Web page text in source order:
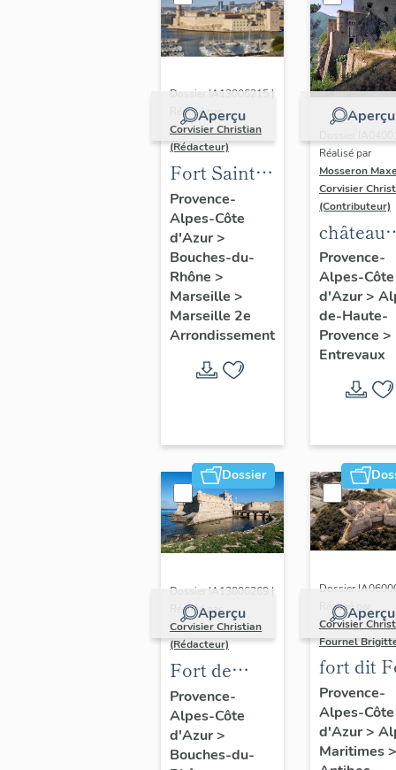
Aperçu
Dossier IA13006215 |
Réalisé par
Corvisier Christian
(Rédacteur)
Fort Saint-
Jean
Provence-
Alpes-Côte
d'Azur>
Bouches-du-
Rhône >
Marseille >
Marseille 2e
Arrondissement
Aperçu
Réalisé par
Mosseron
Corvisier
(Contributeur)
château
puis fort
Provence-
Alpes-Côte
d'Azur>
de-Haute-
Provence >
Entrevaux
Dossier
Aperçu
Dossier IA13006269 |
Réalisé par
Corvisier Christian
(Rédacteur)
Fort de
Bouc
Provence-
Alpes-Côte
d'Azur>
Bouches-du-
Aperçu
Dossier
Réalisé par
Corvisier
Fournel
fort dit
Carré
Provence-
Alpes-Côte
d'Azur>
Maritimes>